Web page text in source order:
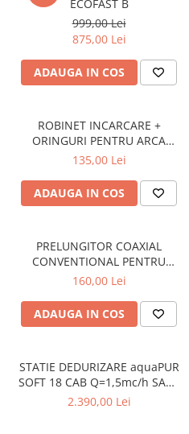
ECOFAST B
999,00 Lei
875,00 Lei
ADAUGA IN COS
ROBINET INCARCARE +
ORINGURI PENTRU ARCA
PIXEL / POCKET - AST0900P
135,00 Lei
ADAUGA IN COS
PRELUNGITOR COAXIAL
CONVENTIONAL PENTRU
CENTRALA TERMICA - 1m
160,00 Lei
ADAUGA IN COS
STATIE DEDURIZARE aquaPUR
SOFT 18 CAB Q=1,5mc/h SARE
43KG (CU BY-PASS)
2.390,00 Lei